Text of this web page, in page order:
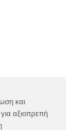
και
αξιοπρεπή